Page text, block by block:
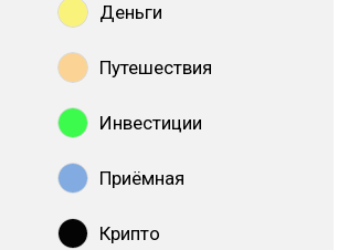
Деньги
Путешествия
Инвестиции
Приёмная
Крипто